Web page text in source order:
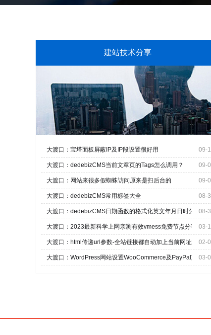
建站技术分享
大渡口：宝塔面板屏蔽IP及IP段设置很好用 09-
大渡口：dedebizCMS当前文章页的Tags怎么调用？ 09-
大渡口：网站来很多假蜘蛛访问原来是扫后台的 09-
大渡口：dedebizCMS常用标签大全 08-
大渡口：dedebizCMS日期函数的格式化英文年月日时分秒输
08-
大渡口：2023最新科学上网亲测有效vmess免费节点分享 03-
大渡口：html传递url参数-全站链接都自动加上当前网址栏链02-
大渡口：WordPress网站设置WooCommerce及PayPal支付03-